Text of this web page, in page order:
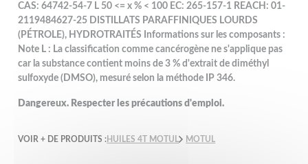
CAS: 64742-54-7 L 50 <= x % < 100 EC: 265-157-1 REACH: 01-
2119484627-25 DISTILLATS PARAFFINIQUES LOURDS
(PÉTROLE), HYDROTRAITÉS Informations sur les composants :
Note L : La classification comme cancérogène ne s'applique pas
car la substance contient moins de 3 % d'extrait de diméthyl
sulfoxyde (DMSO), mesuré selon la méthode IP 346.
Dangereux. Respecter les précautions d'emploi.
VOIR + DE PRODUITS :HUILES 4T MOTUL MOTUL